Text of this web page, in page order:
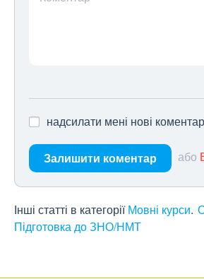
надсилати мені нові
Залишити коментар або
Інші статті в категорії Мовні курси
Підготовка до ЗНО/НМТ